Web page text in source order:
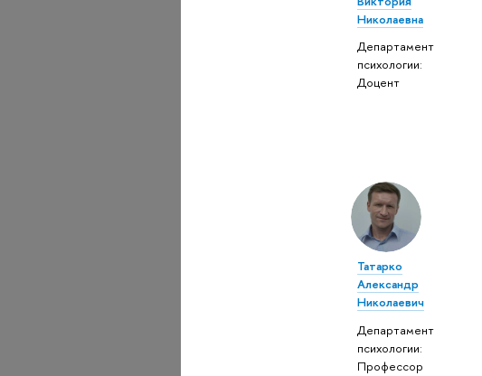
Николаевна
Департамент
психологии:
Доцент
Татарко
Александр
Николаевич
Департамент
психологии:
Профессор